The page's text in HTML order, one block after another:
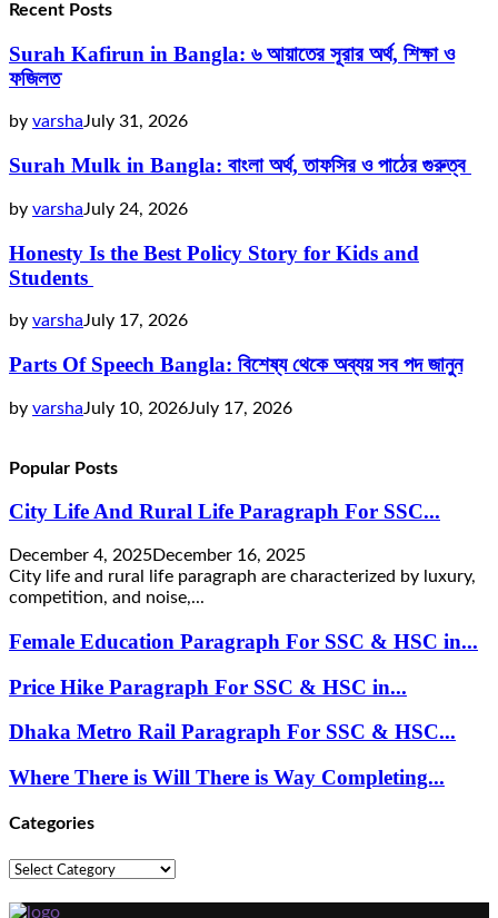
Recent Posts
Surah Kafirun in Bangla: ৬ আয়াতের সূরার অর্থ, শিক্ষা ও
ফজিলত
by varshaJuly 31, 2026
Surah Mulk in Bangla: বাংলা অর্থ, তাফসির ও পাঠের গুরুত্ব
by varshaJuly 24, 2026
Honesty Is the Best Policy Story for Kids and
Students
by varshaJuly 17, 2026
Parts Of Speech Bangla: বিশেষ্য থেকে অব্যয় সব পদ জানুন
by varshaJuly 10, 2026July 17, 2026
Popular Posts
City Life And Rural Life Paragraph For SSC...
December 4, 2025December 16, 2025
City life and rural life paragraph are characterized by luxury,
competition, and noise,...
Female Education Paragraph For SSC & HSC in...
Price Hike Paragraph For SSC & HSC in...
Dhaka Metro Rail Paragraph For SSC & HSC...
Where There is Will There is Way Completing...
Categories
Categories